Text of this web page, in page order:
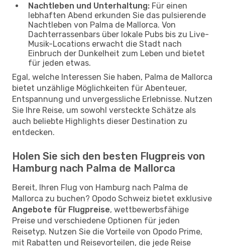
Nachtleben und Unterhaltung: Für einen
lebhaften Abend erkunden Sie das pulsierende
Nachtleben von Palma de Mallorca. Von
Dachterrassenbars über lokale Pubs bis zu Live-
Musik-Locations erwacht die Stadt nach
Einbruch der Dunkelheit zum Leben und bietet
für jeden etwas.
Egal, welche Interessen Sie haben, Palma de Mallorca
bietet unzählige Möglichkeiten für Abenteuer,
Entspannung und unvergessliche Erlebnisse. Nutzen
Sie Ihre Reise, um sowohl versteckte Schätze als
auch beliebte Highlights dieser Destination zu
entdecken.
Holen Sie sich den besten Flugpreis von
Hamburg nach Palma de Mallorca
Bereit, Ihren Flug von Hamburg nach Palma de
Mallorca zu buchen? Opodo Schweiz bietet exklusive
Angebote für Flugpreise, wettbewerbsfähige
Preise und verschiedene Optionen für jeden
Reisetyp. Nutzen Sie die Vorteile von Opodo Prime,
mit Rabatten und Reisevorteilen, die jede Reise